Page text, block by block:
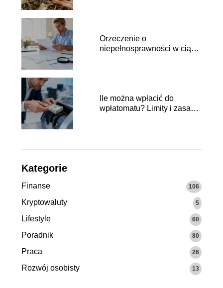
Orzeczenie o
niepełnosprawności w ciągu
Ile można wpłacić do
wpłatomatu? Limity i zasady
Kategorie
Finanse 106
Kryptowaluty 5
Lifestyle 60
Poradnik 80
Praca 26
Rozwój osobisty 13